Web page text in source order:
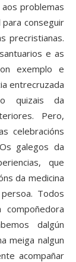
problemas
conseguir
precristianas.
e as
exemplo e
entrecruzada
quizais da
Pero,
celebracións
galegos da
que
da medicina
Todos
dalgún
meiga nalgun
acompañar